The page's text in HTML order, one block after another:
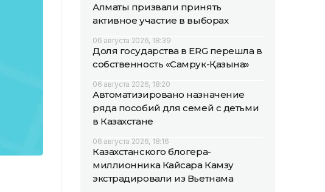
Алматы призвали принять
активное участие в выборах
06 августа 2026, 18:39
Доля государства в ERG перешла в
собственность «Самрук-Қазына»
06 августа 2026, 18:20
Автоматизировано назначение
ряда пособий для семей с детьми
в Казахстане
06 августа 2026, 18:16
Казахстанского блогера-
миллионника Кайсара Камзу
экстрадировали из Вьетнама